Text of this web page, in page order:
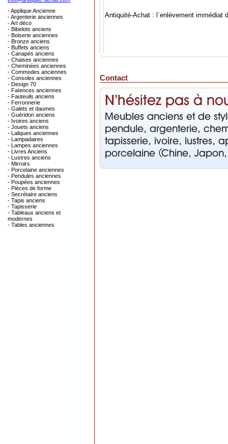
- Applique Ancienne
- Argenterie anciennes
- Art déco
- Bibelots anciens
- Boiserie anciennes
- Bronze anciens
- Buffets anciens
- Canapés anciens
- Chaises anciennes
- Cheminées anciennes
- Commodes anciennes
- Consoles anciennes
- Design 70
- Faïences anciennes
- Fauteuils anciens
- Ferronnerie
- Galets et daumes
- Guéridon anciens
- Ivoires anciens
- Jouets anciens
- Laliques anciennes
- Lampadaires
- Lampes anciennes
- Livres Anciens
- Lustres anciens
- Mirroirs
- Porcelaine anciennes
- Pendules anciennes
- Poupées anciennes
- Pièces de forme
- Secrétaire anciens
- Tapis anciens
- Tapisserie
- Tableaux anciens et
modernes
- Tables anciennes
Antiquité-Achat : l´enlèvement immédiat
Contact